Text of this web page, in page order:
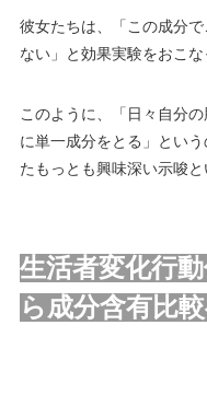
彼女たちは、「この成分
ない」と効果実験をおこな
このように、「日々自分
に単一成分をとる」とい
たもっとも興味深い示唆と
生活者変化行
ら成分含有比